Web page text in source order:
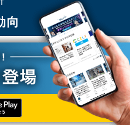
向
で登り詰めた出世魚0.2
邪魔する社長たち -